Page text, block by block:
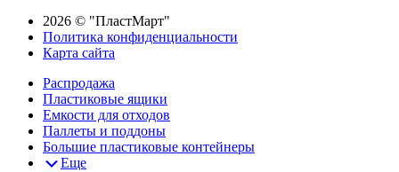
2026 © "ПластМарт"
Политика конфиденциальности
Карта сайта
Распродажа
Пластиковые ящики
Емкости для отходов
Паллеты и поддоны
Большие пластиковые контейнеры
Еще